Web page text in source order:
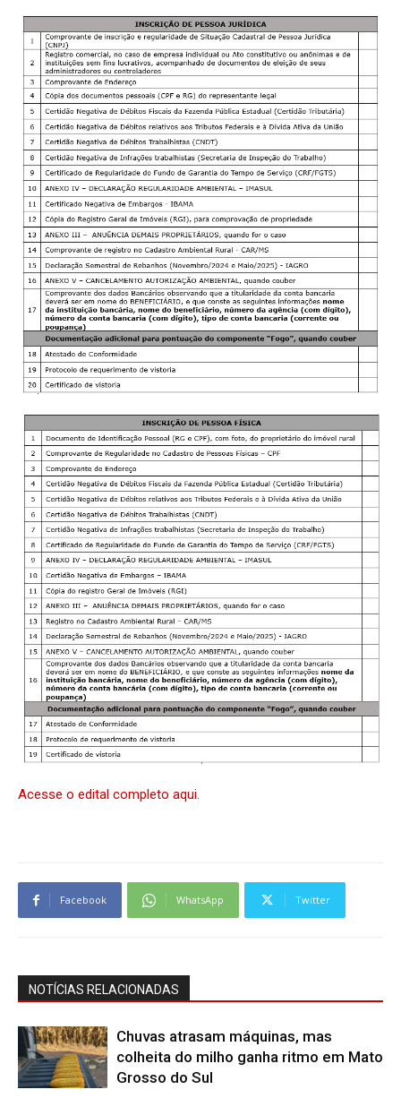
Acesse o edital completo aqui.
Facebook WhatsApp Twitter
NOTÍCIAS RELACIONADAS
Chuvas atrasam máquinas, mas
colheita do milho ganha ritmo em Mato
Grosso do Sul